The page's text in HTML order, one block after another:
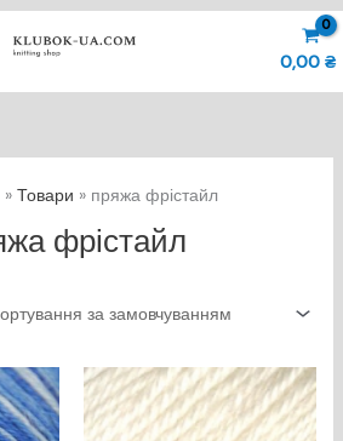
0,00 ₴
Товари пряжа фрістайл
фрістайл